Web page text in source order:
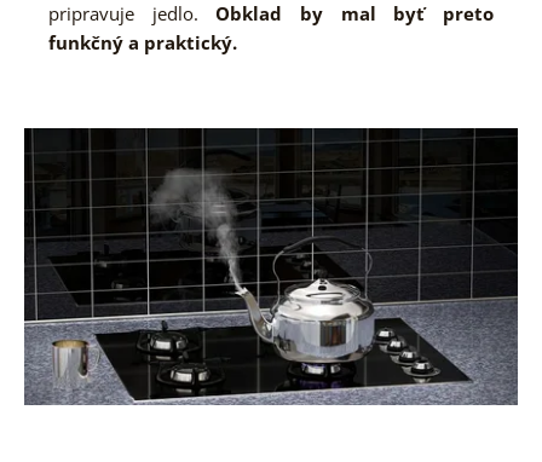
pripravuje jedlo.Obklad by mal byť preto
funkčný a praktický.